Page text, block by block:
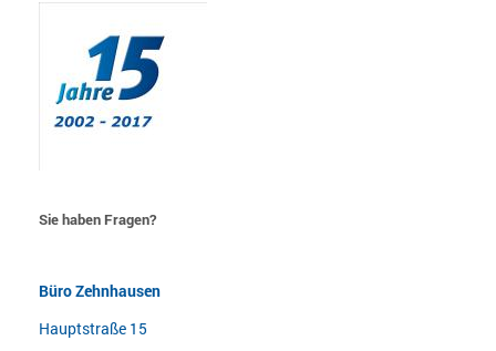
Sie haben Fragen?
Büro Zehnhausen
Hauptstraße 15